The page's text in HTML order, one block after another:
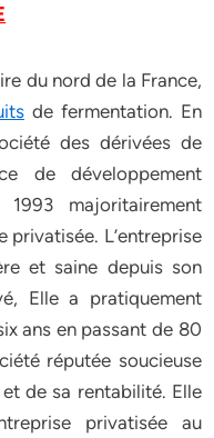
du nord de la France,
de fermentation. En
des dérivées de
de développement
majoritairement
privatisée. L’entreprise
et saine depuis son
Elle a pratiquement
ans en passant de 80
réputée soucieuse
de sa rentabilité. Elle
privatisée au